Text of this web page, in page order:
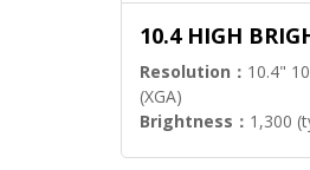
10.4 HIGH
Resolution： 10.4"
(XGA)
Brightness： 1,300